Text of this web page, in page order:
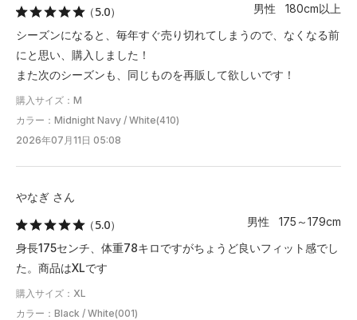
（5.0）
男性 180cm以上
シーズンになると、毎年すぐ売り切れてしまうので、なくなる前
にと思い、購入しました！
また次のシーズンも、同じものを再販して欲しいです！
購入サイズ：M
カラー：Midnight Navy / White(410)
2026年07月11日 05:08
やなぎ さん
（5.0）
男性 175～179cm
身長175センチ、体重78キロですがちょうど良いフィット感でし
た。商品はXLです
購入サイズ：XL
カラー：Black / White(001)